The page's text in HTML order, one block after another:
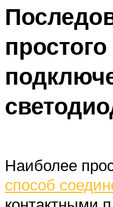
простого
Наиболее
способ